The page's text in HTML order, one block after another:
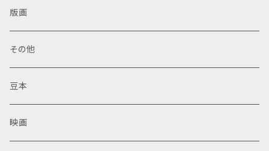
版画
その他
豆本
映画